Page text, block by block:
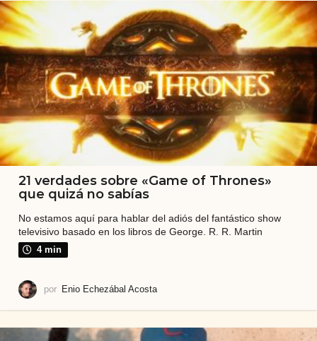
21 verdades sobre «Game of Thrones»
que quizá no sabías
No estamos aquí para hablar del adiós del fantástico show
televisivo basado en los libros de George. R. R. Martin
4 min
por Enio Echezábal Acosta